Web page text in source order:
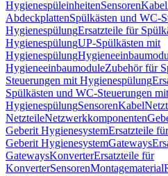
HygienespüleinheitenSensorenKabel
AbdeckplattenSpülkästen und WC-
HygienespülungErsatzteile für
HygienespülungUP-Spülkästen mit
Hygienespülung
HygieneeinbaumoduleZubehör für
Steuerungen mit Hygienespülung
Spülkästen und WC-Steuerungen mit
HygienespülungSensorenKabel
NetzteileNetzwerkkomponenten
Geberit HygienesystemErsatzteile
Geberit HygienesystemGateways
GatewaysKonverterErsatzteile für
KonverterSensorenMontagematerial